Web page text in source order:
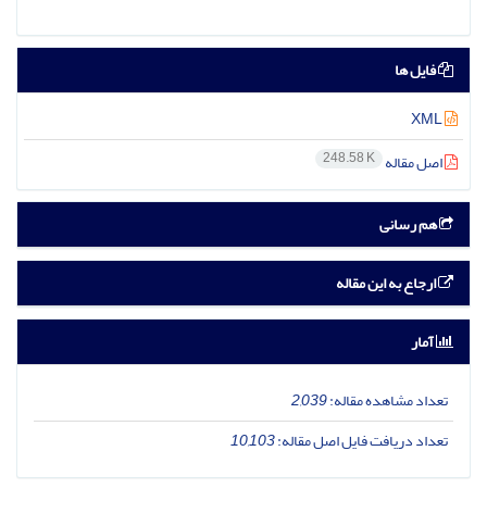
فایل ها
اصل مقاله 248.58 K
هم رسانی
ارجاع به این مقاله
آمار
تعداد مشاهده مقاله:2,039
تعداد دریافت فایل اصل مقاله:10,103